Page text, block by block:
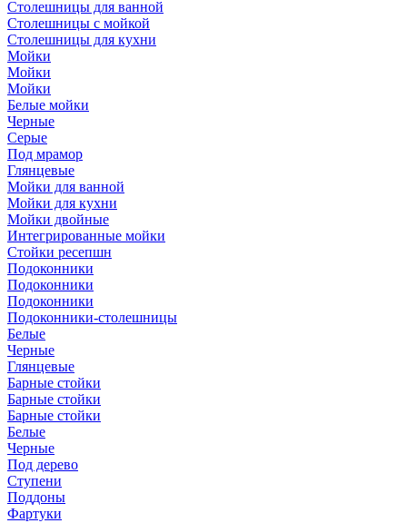
Столешницы для ванной
Столешницы с мойкой
Столешницы для кухни
Мойки
Мойки
Мойки
Белые мойки
Черные
Серые
Под мрамор
Глянцевые
Мойки для ванной
Мойки для кухни
Мойки двойные
Интегрированные мойки
Стойки ресепшн
Подоконники
Подоконники
Подоконники
Подоконники-столешницы
Белые
Черные
Глянцевые
Барные стойки
Барные стойки
Барные стойки
Белые
Черные
Под дерево
Ступени
Поддоны
Фартуки